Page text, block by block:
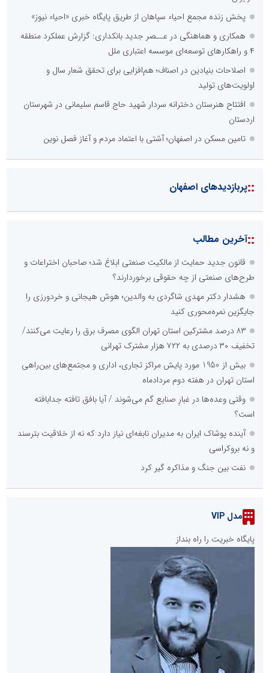
پخش زنده مجمع احیاء سپاهان از طریق پایگاه خبری «احیاء نیوز»
همکاری و هماهنگی در عــصر جدید بانکداری: گزارش عملکرد منطقه
۴ و راهکارهای توسعه‌ای موسسه اعتباری ملل
اصلاحات بنیادین در اصناف؛ هم‌افزایی برای تحقق شعار سال و
اولویت‌های تولید
افتتاح هنرستان دخترانه سردار شهید حاج قاسم سلیمانی در شهرستان
اردستان
تامین مسکن در اصفهان؛ آشتی با اعتماد مردم و آغاز فصل نوین
::پربازدیدهای اصفهان
::آخرین مطالب
قانون جدید حمایت از مالکیت صنعتی ابلاغ شد؛ صاحبان اختراعات و
طرح‌های صنعتی از چه حقوقی برخوردارند؟
هشدار دکتر مهدی شاگردی به والدین؛ هوش هیجانی و خردورزی را
جایگزین نمره‌محوری کنید
۸۳ درصد مشترکین استان تهران الگوی مصرف برق را رعایت می‌کنند/
تخفیف ۳۰ درصدی به ۷۲۲ هزار مشترک تهرانی
بیش از 1950 مورد پایش مراکز تجاری، اداری و مجتمع‌های بین‌راهی
استان تهران در هفته دوم مردادماه
وقتی وعده‌ها در غبارِ صنایع گم می‌شوند / آیا بافق تافته جدابافته
است؟
آینده پوشاک ایران به مدیران نابغه‌ای نیاز دارد که نه از خلاقیت بترسند
و نه بروکراسی
نفت بین جنگ و مذاکره گیر کرد
مدل VIP
پایگاه خبریت را راه بنداز